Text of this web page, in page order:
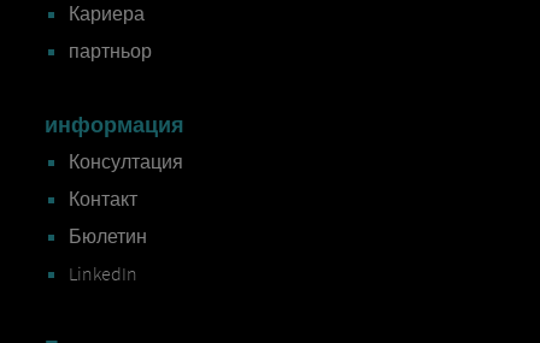
Кариера
партньор
информация
Консултация
Контакт
Бюлетин
LinkedIn